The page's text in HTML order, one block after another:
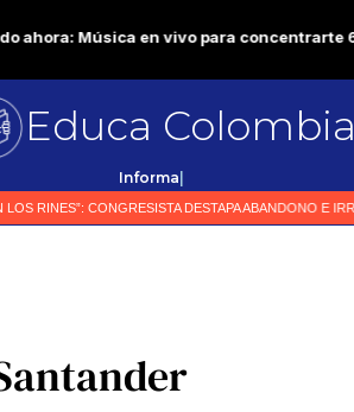
Educa Colombia
Pri|